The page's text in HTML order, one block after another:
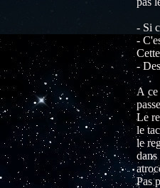
- Si
-
-
A ce
Le
le
le
Pas